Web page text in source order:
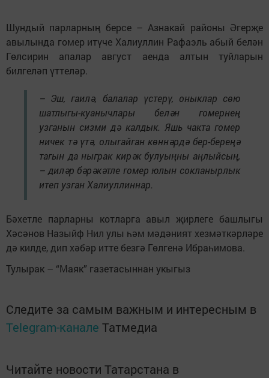
Шундый парларның берсе – Азнакай районы Әгерҗе
авылында гомер итүче Халиуллин Рафаэль абый белән
Гөлсирин апалар август аенда алтын туйларын
билгеләп үттеләр.
– Эш, гаилә, балалар үстерү, оныклар сөю
шатлыгы-куанычлары белән гомернең
узганын сизми дә калдык. Яшь чакта гомер
ничек тә үтә, олыгайган көннәрдә бер-береңә
тагын да ныграк кирәк булуыңны аңлыйсың,
– диләр бәрәкәтле гомер юлын сокланырлык
итеп узган Халиуллиннар.
Бәхетле парларны котларга авыл җирлеге башлыгы
Хәсәнов Назыйф Нил улы һәм мәдәният хезмәткәрләре
дә килде, дип хәбәр итте безгә Гөлгенә Ибраһимова.
Тулырак – “Маяк” газетасыннан укыгыз
Следите за самым важным и интересным в
Telegram-канале Татмедиа
Читайте новости Татарстана в